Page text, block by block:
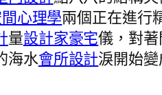
心理學兩個正在進行
量設計家豪宅儀，對
海水會所設計淚開始